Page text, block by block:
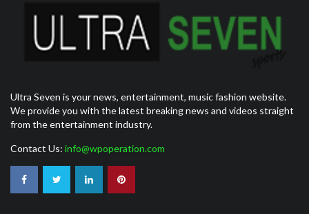
Ultra Seven is your news, entertainment, music fashion website.
We provide you with the latest breaking news and videos straight
from the entertainment industry.
Contact Us: info@wpoperation.com